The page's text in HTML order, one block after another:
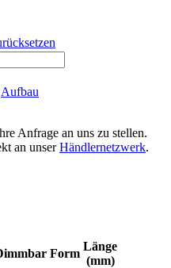
Aufbau
Anfrage an uns zu stellen.
an unserHändlernetzwerk.
Form
Länge
(mm)